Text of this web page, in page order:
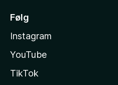
Følg
Instagram
YouTube
TikTok